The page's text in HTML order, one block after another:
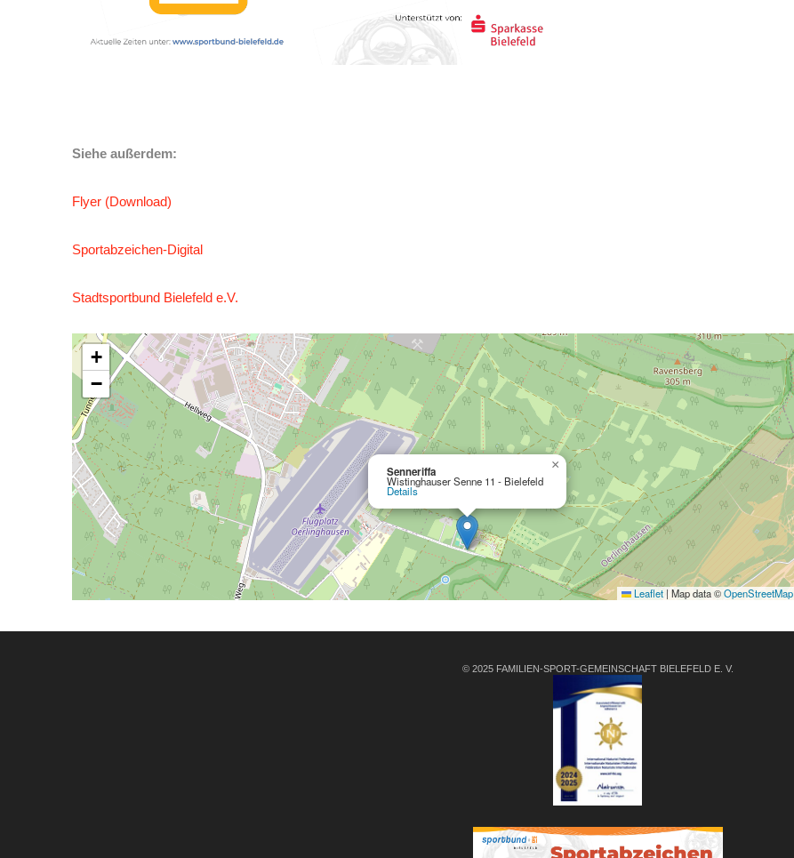
Siehe außerdem:
Flyer (Download)
Sportabzeichen-Digital
Stadtsportbund Bielefeld e.V.
Senneriffa
Wistinghauser Senne 11 - Bielefeld
Details
×
+
−
Leaflet | Map data ©OpenStreetMap
© 2025 FAMILIEN-SPORT-GEMEINSCHAFT BIELEFELD E. V.